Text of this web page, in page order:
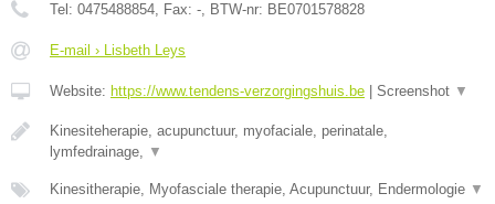
Tel: 0475488854, Fax: -, BTW-nr: BE0701578828
E-mail › Lisbeth Leys
Website: https://www.tendens-verzorgingshuis.be Screenshot ▼
Kinesiteherapie, acupunctuur, myofaciale, perinatale,
lymfedrainage, ▼
Kinesitherapie, Myofasciale therapie, Acupunctuur, Endermologie ▼